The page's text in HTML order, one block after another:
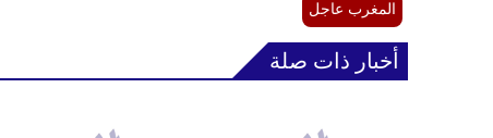
المغرب عاجل
أخبار ذات صلة